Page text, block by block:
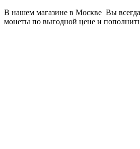
В нашем магазине в Москве Вы
монеты по выгодной цене и